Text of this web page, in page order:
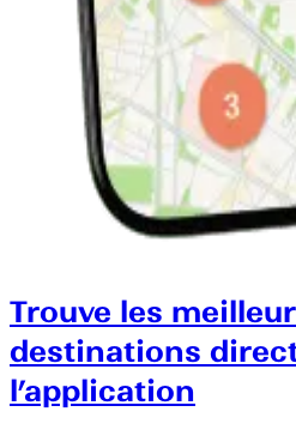
Trouve les
destinations
l’application